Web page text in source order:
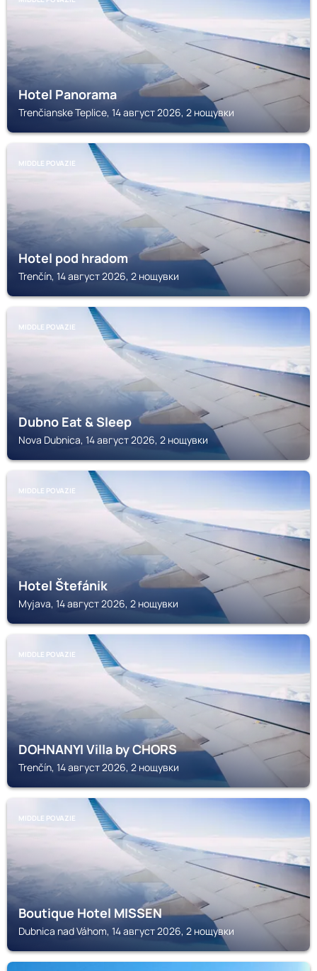
Hotel Panorama
Trenčianske Teplice, 14 август 2026, 2 нощувки
MIDDLE POVAZIE
Hotel pod hradom
Trenčín, 14 август 2026, 2 нощувки
MIDDLE POVAZIE
Dubno Eat & Sleep
Nova Dubnica, 14 август 2026, 2 нощувки
MIDDLE POVAZIE
Hotel Štefánik
Myjava, 14 август 2026, 2 нощувки
MIDDLE POVAZIE
DOHNANYI Villa by CHORS
Trenčín, 14 август 2026, 2 нощувки
MIDDLE POVAZIE
Boutique Hotel MISSEN
Dubnica nad Váhom, 14 август 2026, 2 нощувки